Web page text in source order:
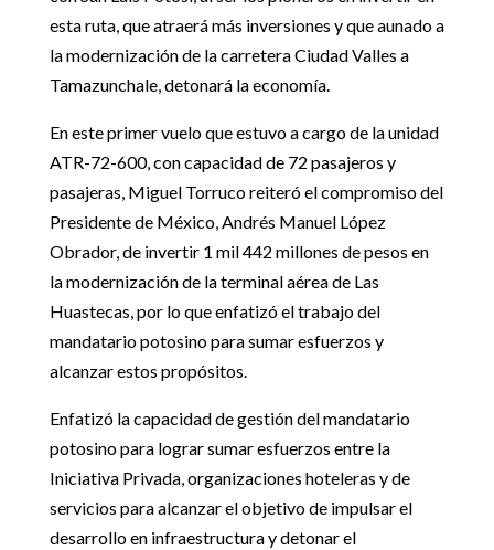
esta ruta, que atraerá más inversiones y que aunado a
la modernización de la carretera Ciudad Valles a
Tamazunchale, detonará la economía.
En este primer vuelo que estuvo a cargo de la unidad
ATR-72-600, con capacidad de 72 pasajeros y
pasajeras, Miguel Torruco reiteró el compromiso del
Presidente de México, Andrés Manuel López
Obrador, de invertir 1 mil 442 millones de pesos en
la modernización de la terminal aérea de Las
Huastecas, por lo que enfatizó el trabajo del
mandatario potosino para sumar esfuerzos y
alcanzar estos propósitos.
Enfatizó la capacidad de gestión del mandatario
potosino para lograr sumar esfuerzos entre la
Iniciativa Privada, organizaciones hoteleras y de
servicios para alcanzar el objetivo de impulsar el
desarrollo en infraestructura y detonar el